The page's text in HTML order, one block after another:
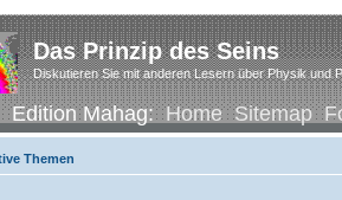
Das Prinzip des Seins
Diskutieren Sie mit anderen Lesern über Physik und
Edition Mahag:Home Sitemap
Themen